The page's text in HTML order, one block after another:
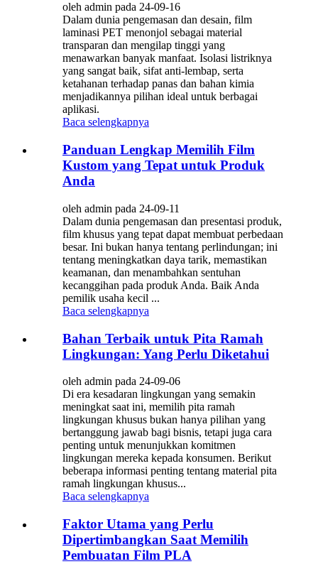
oleh admin pada 24-09-16
Dalam dunia pengemasan dan desain, film
laminasi PET menonjol sebagai material
transparan dan mengilap tinggi yang
menawarkan banyak manfaat. Isolasi listriknya
yang sangat baik, sifat anti-lembap, serta
ketahanan terhadap panas dan bahan kimia
menjadikannya pilihan ideal untuk berbagai
aplikasi.
Baca selengkapnya
Panduan Lengkap Memilih Film
Kustom yang Tepat untuk Produk
Anda
oleh admin pada 24-09-11
Dalam dunia pengemasan dan presentasi produk,
film khusus yang tepat dapat membuat perbedaan
besar. Ini bukan hanya tentang perlindungan; ini
tentang meningkatkan daya tarik, memastikan
keamanan, dan menambahkan sentuhan
kecanggihan pada produk Anda. Baik Anda
pemilik usaha kecil ...
Baca selengkapnya
Bahan Terbaik untuk Pita Ramah
Lingkungan: Yang Perlu Diketahui
oleh admin pada 24-09-06
Di era kesadaran lingkungan yang semakin
meningkat saat ini, memilih pita ramah
lingkungan khusus bukan hanya pilihan yang
bertanggung jawab bagi bisnis, tetapi juga cara
penting untuk menunjukkan komitmen
lingkungan mereka kepada konsumen. Berikut
beberapa informasi penting tentang material pita
ramah lingkungan khusus...
Baca selengkapnya
Faktor Utama yang Perlu
Dipertimbangkan Saat Memilih
Pembuatan Film PLA